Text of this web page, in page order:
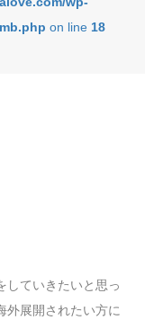
on line 18
していきたいと思っ
外展開されたい方に